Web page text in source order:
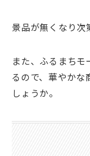
景品が無くなり次
また、ふるまち
るので、華やかな
しょうか。